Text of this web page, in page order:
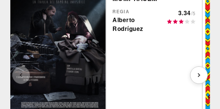
REGIA
Alberto
Rodríguez
3.34/5